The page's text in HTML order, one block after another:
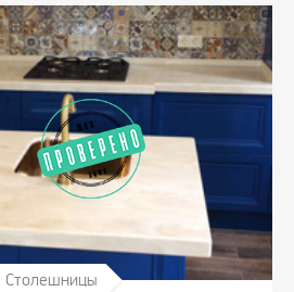
Столешницы